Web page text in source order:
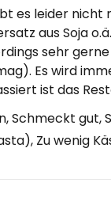
es leider nicht
aus Soja
sehr
Es wird
ist das
Schmeckt gut,
Zu wenig